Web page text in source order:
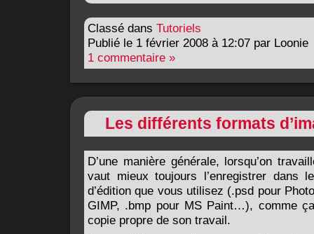
Classé dans Tutoriels
Publié le 1 février 2008 à 12:07 par Loonie
1 commentaire »
Les différents formats
D’une manière générale, lorsqu’on
vaut mieux toujours l’enregistrer dans
d’édition que vous utilisez (.psd pour
GIMP, .bmp pour MS Paint…), comme
copie propre de son travail.